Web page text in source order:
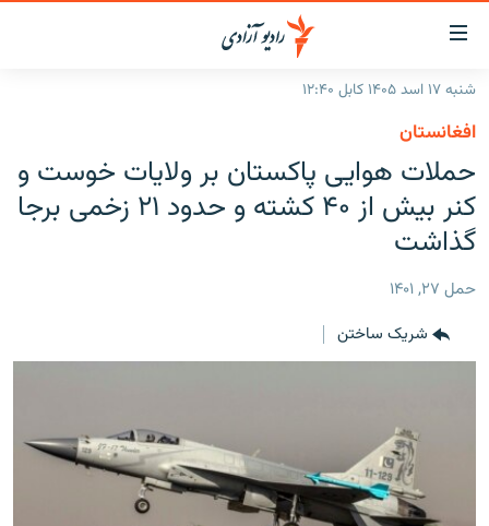
لینک‌های
قابل
دسترسی
به
متن
اصلی
بازگشت
به
اصلی
صفحه
گزارش‌ها
افغانستان
منطقه
خبرها
افغانستان
جدول نشرات
مجموعه تصویری
بحران مهاجرت
شنبه ۱۷ اسد ۱۴۰۵ کابل ۱۲:۴۰
افغانستان
حملات هوایی پاکستان بر ولایات خوست و
کنر بیش از ۴۰ کشته و حدود ۲۱ زخمی برجا
گذاشت
حمل ۲۷, ۱۴۰۱
شریک ساختن